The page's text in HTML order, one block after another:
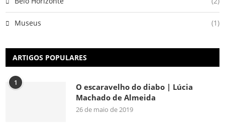
Museus (1)
ARTIGOS POPULARES
1
O escaravelho do diabo | Lúcia
Machado de Almeida
26 de maio de 2019